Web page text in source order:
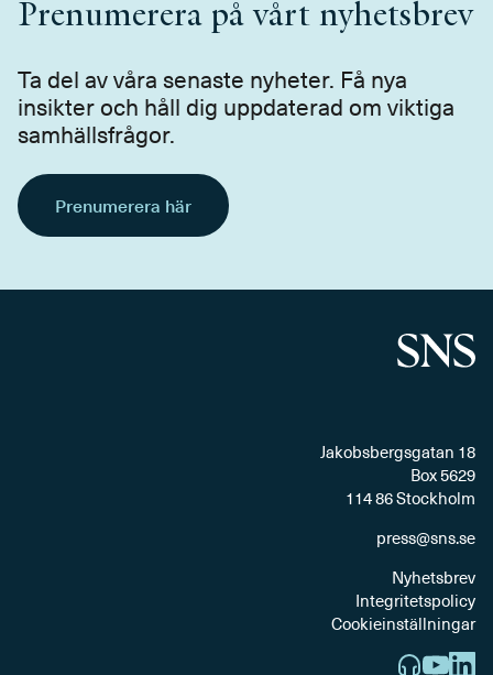
Prenumerera på vårt nyhetsbrev
Ta del av våra senaste nyheter. Få nya
insikter och håll dig uppdaterad om viktiga
samhällsfrågor.
Prenumerera här
Jakobsbergsgatan 18
Box 5629
114 86 Stockholm
press@sns.se
Nyhetsbrev
Integritetspolicy
Cookieinställningar